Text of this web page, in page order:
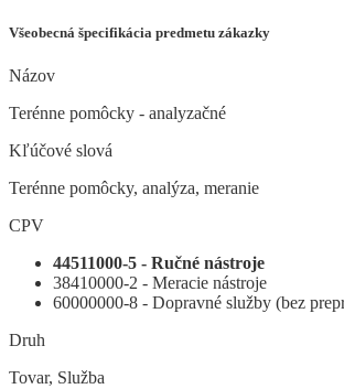
Všeobecná špecifikácia predmetu zákazky
Názov
Terénne pomôcky - analyzačné
Kľúčové slová
Terénne pomôcky, analýza, meranie
CPV
44511000-5 - Ručné nástroje
38410000-2 - Meracie nástroje
60000000-8 - Dopravné služby (bez
Druh
Tovar, Služba